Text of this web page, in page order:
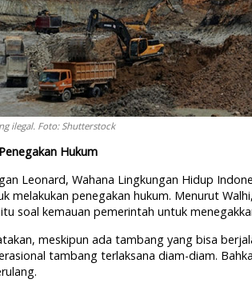
ilegal. Foto: Shutterstock
Hukum
Leonard, Wahana Lingkungan Hidup
melakukan penegakan hukum. Menurut
soal kemauan pemerintah untuk
meskipun ada tambang yang bisa
tambang terlaksana diam-diam.